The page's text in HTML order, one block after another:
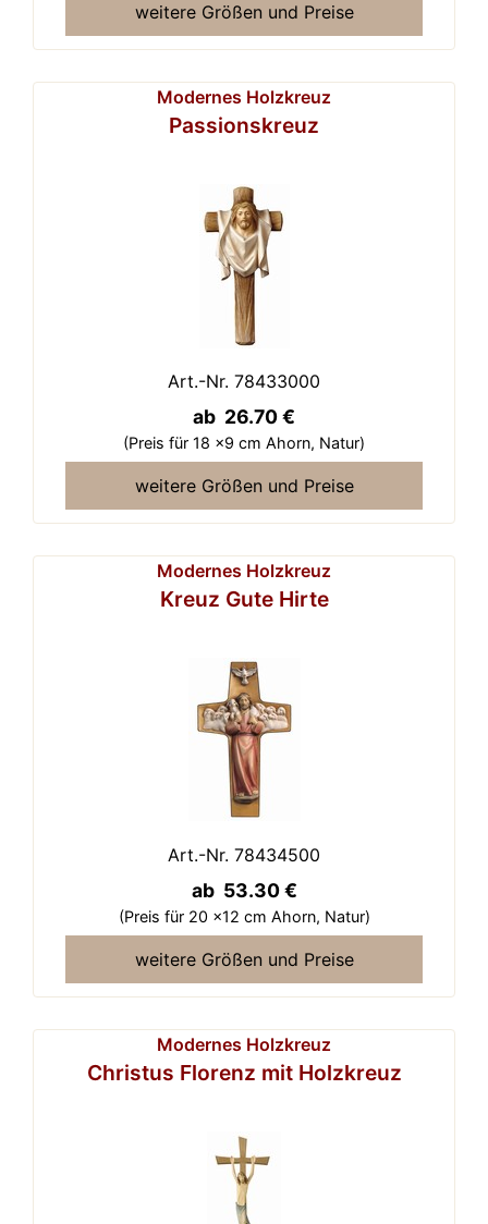
weitere Größen und Preise
Modernes Holzkreuz
Passionskreuz
Art.-Nr. 78433000
ab 26.70 €
(Preis für 18 x9 cm Ahorn, Natur)
weitere Größen und Preise
Modernes Holzkreuz
Kreuz Gute Hirte
Art.-Nr. 78434500
ab 53.30 €
(Preis für 20 x12 cm Ahorn, Natur)
weitere Größen und Preise
Modernes Holzkreuz
Christus Florenz mit Holzkreuz